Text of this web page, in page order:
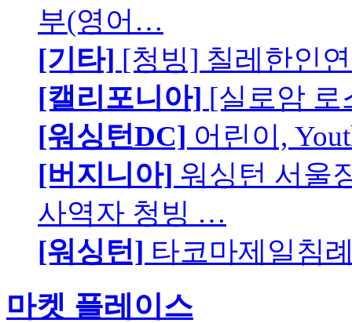
부(영어…
[기타] [청빙] 칠레한인
[캘리포니아] [실로암 로
[워싱턴DC] 어린이,
[버지니아] 워싱턴 서울
사역자 청빙 …
[워싱턴] 타코마제일침
마켓 플레이스